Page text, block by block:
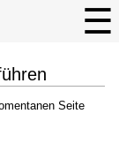
Seite